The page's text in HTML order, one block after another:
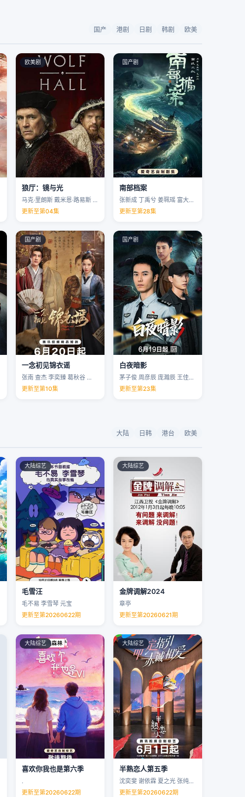
国产 港剧 日剧 韩剧 欧美
欧美剧
狼厅：镜与光
马克·里朗斯 戴米恩·路易斯 凯特·菲利普斯 托马斯·布罗迪-桑斯特 …
更新至第04集
国产剧
南部档案
张新成 丁禹兮 姜珮瑶 富大龙 …
更新至第28集
国产剧
一念初见锦衣谣
张南 查杰 李奕臻 葛秋谷 …
更新至第10集
国产剧
白夜暗影
茅子俊 周彦辰 庞瀚辰 王佳宇 …
更新至第23集
大陆 日韩 港台 欧美
大陆综艺
毛雪汪
毛不易 李雪琴 元宝
更新至第20260622期
大陆综艺
金牌调解2024
章亭
更新至第20260621期
大陆综艺
喜欢你我也是第六季
.
更新至第20260622期
大陆综艺
半熟恋人第五季
沈奕斐 谢依霖 夏之光 张纯烨 …
更新至第20260622期